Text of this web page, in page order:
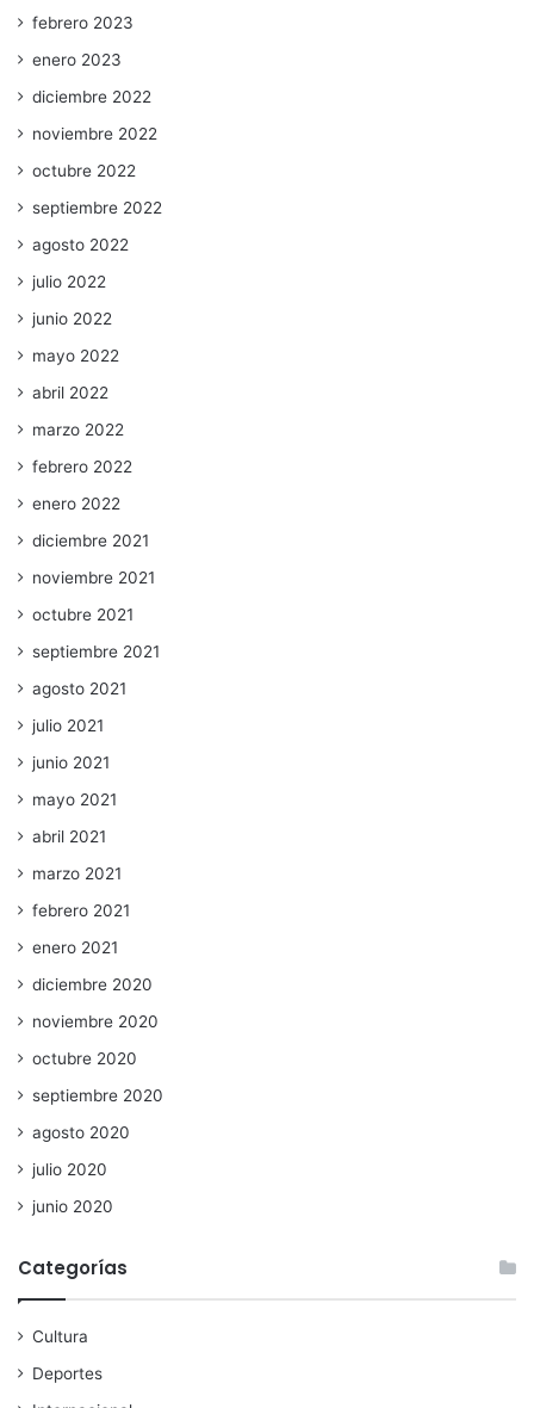
febrero 2023
enero 2023
diciembre 2022
noviembre 2022
octubre 2022
septiembre 2022
agosto 2022
julio 2022
junio 2022
mayo 2022
abril 2022
marzo 2022
febrero 2022
enero 2022
diciembre 2021
noviembre 2021
octubre 2021
septiembre 2021
agosto 2021
julio 2021
junio 2021
mayo 2021
abril 2021
marzo 2021
febrero 2021
enero 2021
diciembre 2020
noviembre 2020
octubre 2020
septiembre 2020
agosto 2020
julio 2020
junio 2020
Categorías
Cultura
Deportes